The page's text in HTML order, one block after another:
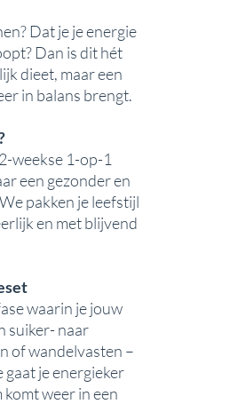
Dat je je energie
Dan is dit hét
dieet, maar een
in balans brengt.
weekse 1-op-1
een gezonder en
pakken je leefstijl
en met blijvend
waarin je jouw
suiker- naar
of wandelvasten –
je energieker
weer in een